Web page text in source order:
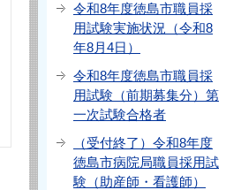
令和8年度徳島市職員採
用試験実施状況（令和8
年8月4日）
令和8年度徳島市職員採
用試験（前期募集分）第
一次試験合格者
（受付終了）令和8年度
徳島市病院局職員採用試
験（助産師・看護師）